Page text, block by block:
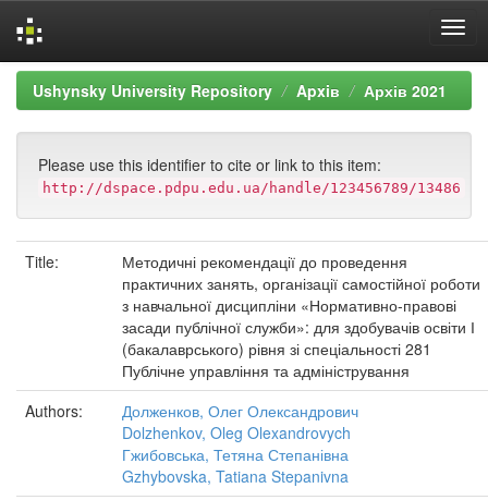
Skip
navigation
Ushynsky University Repository Apxiв Архів 2021
Please use this identifier to cite or link to this item:
http://dspace.pdpu.edu.ua/handle/123456789/13486
Title:
Методичні рекомендації до проведення
практичних занять, організації самостійної роботи
з навчальної дисципліни «Нормативно-правові
засади публічної служби»: для здобувачів освіти І
(бакалаврського) рівня зі спеціальності 281
Публічне управління та адміністрування
Authors:
Долженков, Олег Олександрович
Dolzhenkov, Oleg Olexandrovych
Гжибовська, Тетяна Степанівна
Gzhybovska, Tatiana Stepanivna